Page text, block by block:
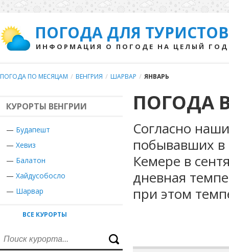
ПОГОДА ДЛЯ ТУРИСТОВ
ИНФОРМАЦИЯ О ПОГОДЕ НА ЦЕЛЫЙ ГОД
ПОГОДА ПО МЕСЯЦАМ / ВЕНГРИЯ / ШАРВАР / ЯНВАРЬ
КУРОРТЫ ВЕНГРИИ
— Будапешт
— Хевиз
— Балатон
— Хайдусобосло
— Шарвар
ВСЕ КУРОРТЫ
ПОГОДА
Согласно
побывавших в
Кемере в
дневная
при этом